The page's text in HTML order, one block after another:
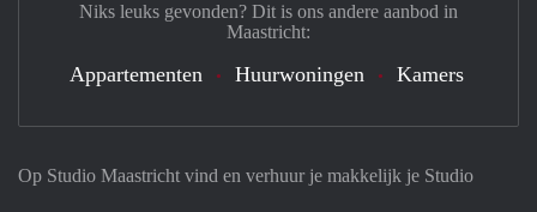
Op Studio Maastricht vind en verhuur je makkelijk je Studio
Niks leuks gevonden? Dit is ons andere aanbod in
Maastricht:
Appartementen Huurwoningen Kamers